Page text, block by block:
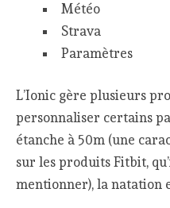
Météo
Strava
Paramètres
L’Ionic gère plusieurs
personnaliser certains
étanche à 50m (une
sur les produits Fitbit,
mentionner), la natation